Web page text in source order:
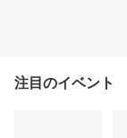
注目のイベント